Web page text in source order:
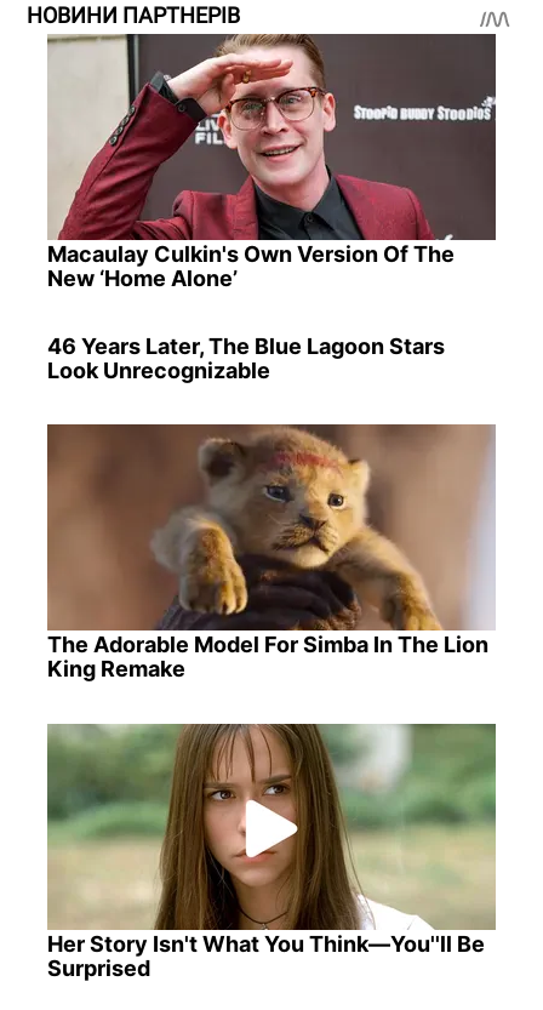
НОВИНИ ПАРТНЕРІВ
Macaulay Culkin's Own Version Of The
New ‘Home Alone’
46 Years Later, The Blue Lagoon Stars
Look Unrecognizable
The Adorable Model For Simba In The Lion
King Remake
Her Story Isn't What You Think—You''ll Be
Surprised